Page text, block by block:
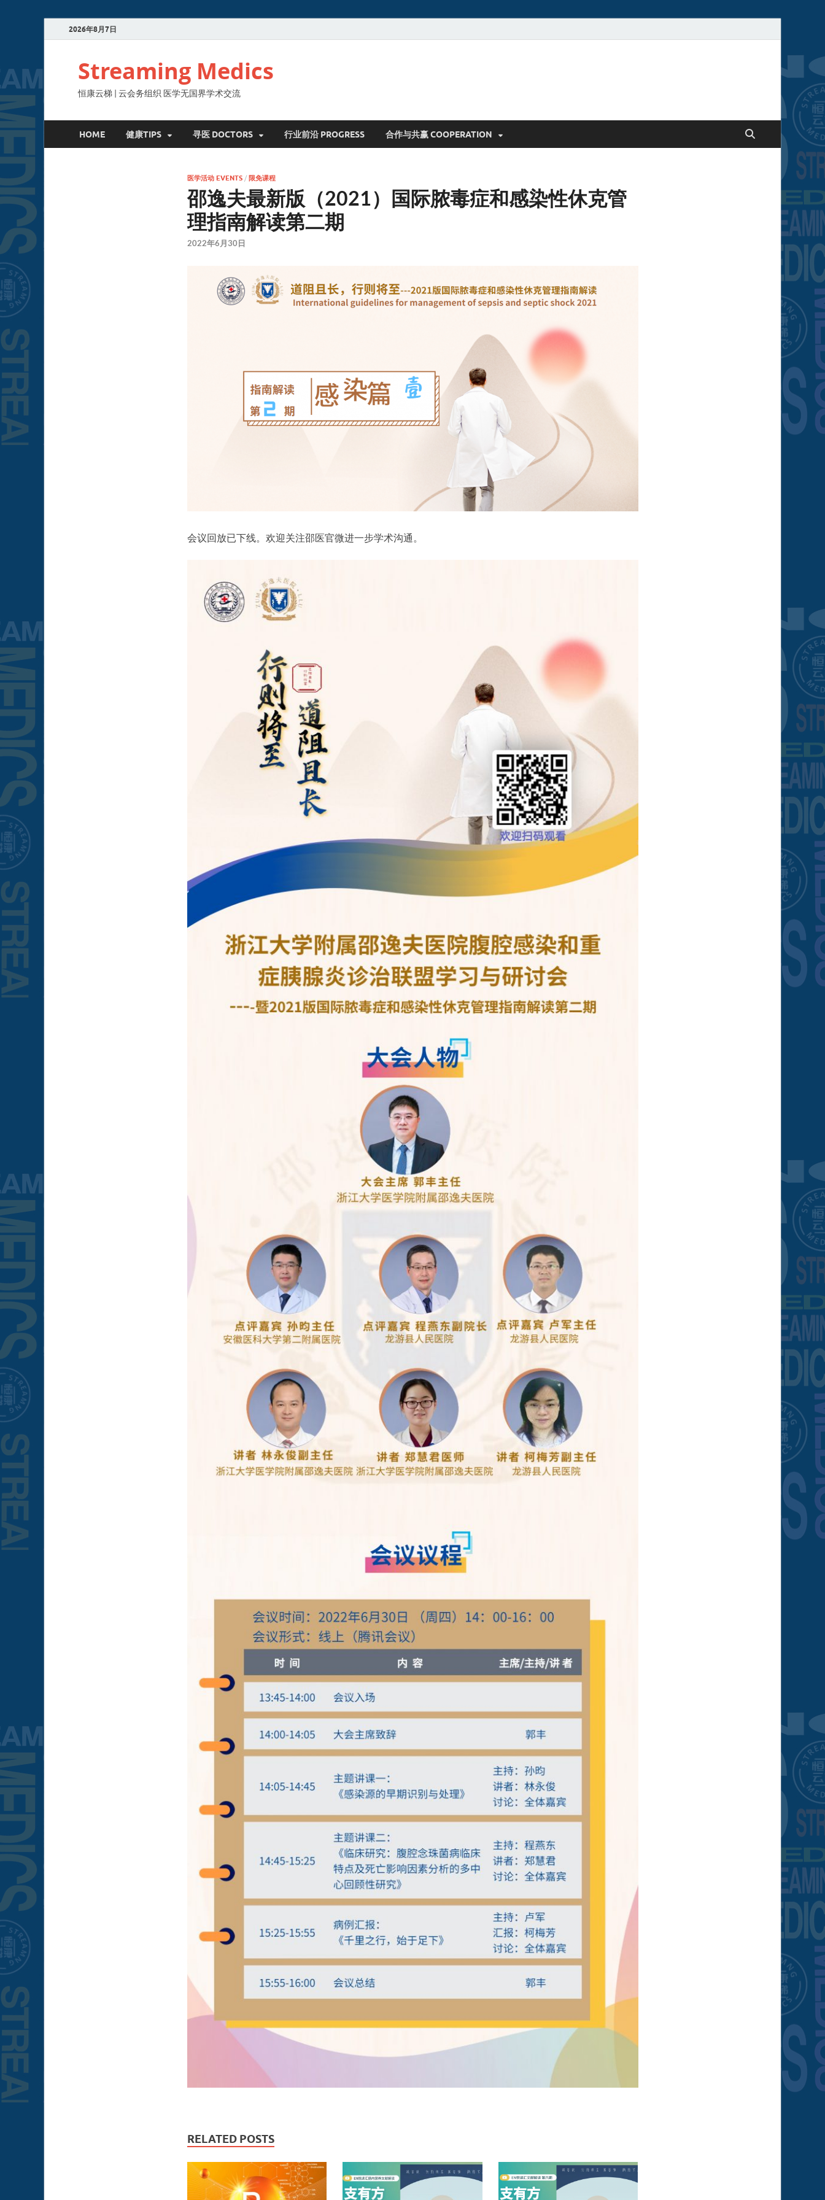
2026年8月7日
Streaming Medics
恒康云梯 | 云会务组织 医学无国界学术交流
HOME 健康TIPS 寻医 DOCTORS 行业前沿 PROGRESS 合作与共赢 COOPERATION
医学活动 EVENTS/ 限免课程
邵逸夫最新版（2021）国际脓毒症和感染性休克管
理指南解读第二期
2022年6月30日
会议回放已下线。欢迎关注邵医官微进一步学术沟通。
RELATED POSTS